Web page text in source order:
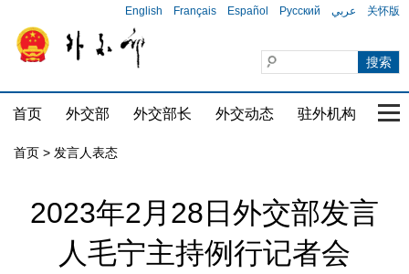
English Français Español Русский عربي 关怀版
首页 外交部 外交部长 外交动态 驻外机构 国
首页 > 发言人表态
2023年2月28日外交部发言
人毛宁主持例行记者会